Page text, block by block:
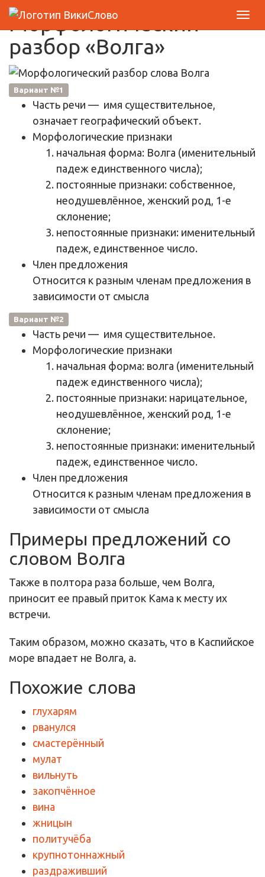
Морфологический
разбор «Волга»
Вариант №1
Часть речи — имя существительное,
означает географический объект.
Морфологические признаки
начальная форма: Волга (именительный
падеж единственного числа);
постоянные признаки: собственное,
неодушевлённое, женский род, 1-е
склонение;
непостоянные признаки: именительный
падеж, единственное число.
Член предложения
Относится к разным членам предложения в
зависимости от смысла
Вариант №2
Часть речи — имя существительное.
Морфологические признаки
начальная форма: волга (именительный
падеж единственного числа);
постоянные признаки: нарицательное,
неодушевлённое, женский род, 1-е
склонение;
непостоянные признаки: именительный
падеж, единственное число.
Член предложения
Относится к разным членам предложения в
зависимости от смысла
Примеры предложений со
словом Волга
Также в полтора раза больше, чем Волга,
приносит ее правый приток Кама к месту их
встречи.
Таким образом, можно сказать, что в Каспийское
море впадает не Волга, а.
Похожие слова
глухарям
рванулся
смастерённый
мулат
вильнуть
закопчённое
вина
жницын
политучёба
крупнотоннажный
раздраживший